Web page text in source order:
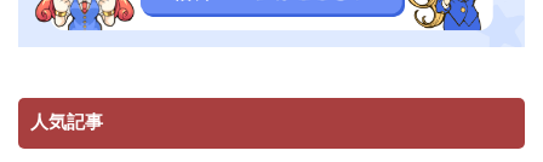
人気記事